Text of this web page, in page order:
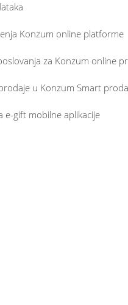
Konzum online platforme
za Konzum online
u Konzum Smart
e-gift mobilne aplikacije